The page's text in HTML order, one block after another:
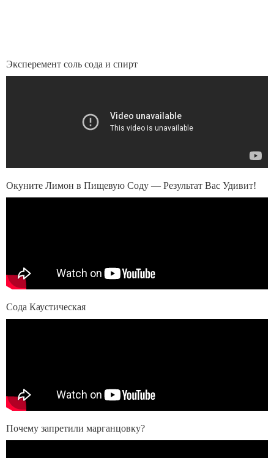
Эксперемент соль сода и спирт
Окуните Лимон в Пищевую Соду — Результат Вас Удивит!
Сода Каустическая
Почему запретили марганцовку?